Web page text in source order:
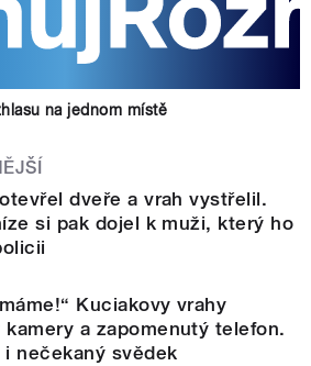
na jednom místě
dveře a vrah vystřelil.
si pak dojel k muži, který ho
Kuciakovy vrahy
kamery a zapomenutý telefon.
i nečekaný svědek